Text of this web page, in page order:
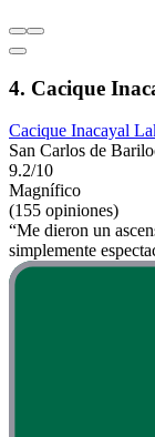
4. Cacique
Cacique Inacayal
San Carlos de
9.2/10
Magnífico
(155 opiniones)
“Me dieron un
simplemente